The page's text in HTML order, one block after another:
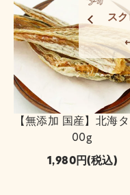
ス
【無添加 国産】北海
00g
1,980 (税込)